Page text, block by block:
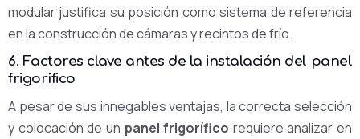
modular justifica su posición como sistema de referencia
en la construcción de cámaras y recintos de frío.
6. Factores clave antes de la instalación del panel
frigorífico
A pesar de sus innegables ventajas, la correcta selección
y colocación de un panel frigorífico requiere analizar en